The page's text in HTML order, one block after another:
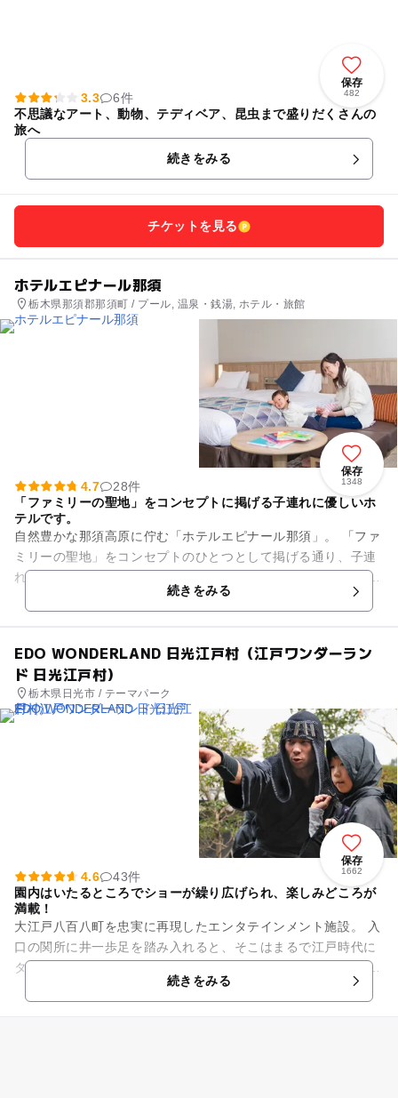
保存
482
3.3
6件
不思議なアート、動物、テディベア、昆虫まで盛りだくさんの
旅へ
続きをみる
チケットを見る
ホテルエピナール那須
栃木県那須郡那須町 / プール, 温泉・銭湯, ホテル・旅館
保存
1348
4.7
28件
「ファミリーの聖地」をコンセプトに掲げる子連れに優しいホ
テルです。
自然豊かな那須高原に佇む「ホテルエピナール那須」。 「ファ
ミリーの聖地」をコンセプトのひとつとして掲げる通り、子連
れファミリーに優しい工夫がいっぱいのホテルです。 客室はス
続きをみる
EDO WONDERLAND 日光江戸村（江戸ワンダーラン
ド 日光江戸村）
栃木県日光市 / テーマパーク
保存
1662
4.6
43件
園内はいたるところでショーが繰り広げられ、楽しみどころが
満載！
大江戸八百八町を忠実に再現したエンタテインメント施設。 入
口の関所に井一歩足を踏み入れると、そこはまるで江戸時代に
タイムスリップしたかのよう。 商家や宿場町、武家屋敷などが
続きをみる